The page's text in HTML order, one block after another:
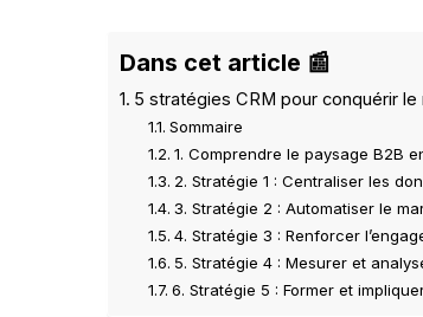
Dans cet article 📰
5 stratégies CRM pour conquérir le
Sommaire
1. Comprendre le paysage B2B
2. Stratégie 1 : Centraliser les
3. Stratégie 2 : Automatiser le
4. Stratégie 3 : Renforcer
5. Stratégie 4 : Mesurer et
6. Stratégie 5 : Former et